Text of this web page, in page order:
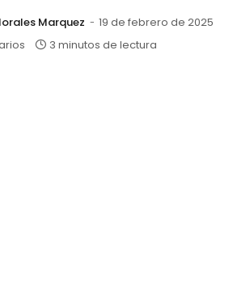
Marquez
19 de febrero de 2025
3 minutos de lectura